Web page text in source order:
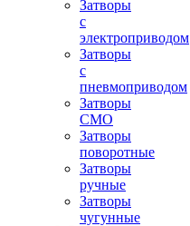
Затворы
с
электроприводом
Затворы
с
пневмоприводом
Затворы
СМО
Затворы
поворотные
Затворы
ручные
Затворы
чугунные